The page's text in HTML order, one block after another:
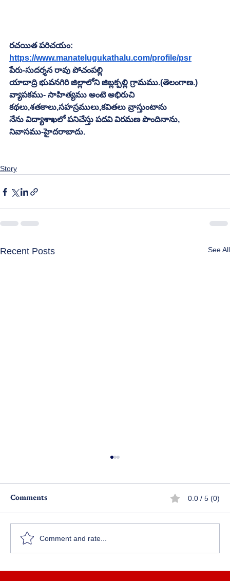
రచయిత పరిచయం:
https://www.manatelugukathalu.com/profile/psr
పేరు-సుదర్శన రావు పోచంపల్లి
యాదాద్రి భువనగిరి జిల్లాలోని జిబ్లక్పల్లి గ్రామము.(తెలంగాణ.)
వ్యాపకము- సాహిత్యము అంటె అభిరుచి
కథలు,శతకాలు,సహస్రములు,కవితలు వ్రాస్తుంటాను
నేను విద్యాశాఖలో పనిచేస్తు పదవి విరమణ పొందినాను,
నివాసము-హైదరాబాదు.
Story
Recent Posts See All
Comments 0.0 / 5 (0)
Comment and rate...